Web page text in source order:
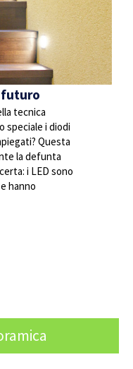
futuro
tecnica
speciale i diodi
Questa
la defunta
i LED sono
hanno